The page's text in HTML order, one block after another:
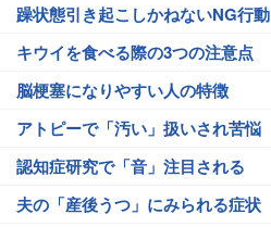
躁状態引き起こしかねないNG行動
キウイを食べる際の3つの注意点
脳梗塞になりやすい人の特徴
アトピーで「汚い」扱いされ苦悩
認知症研究で「音」注目される
夫の「産後うつ」にみられる症状